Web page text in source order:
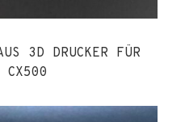
3D DRUCKER FÜR
CX500